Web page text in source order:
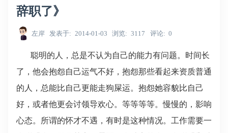
辞职了》
左岸 发表于 2014-01-03 浏览 3117 评论 0
聪明的人，总是不认为自己的能力有问题。时间长
了，他会抱怨自己运气不好，抱怨那些看起来资质普通
的人，总能比自己更能走狗屎运。抱怨她容貌比自己
好，或者他更会讨领导欢心。等等等等。慢慢的，影响
心态。所谓的怀才不遇，有时是这种情况。 工作需要一